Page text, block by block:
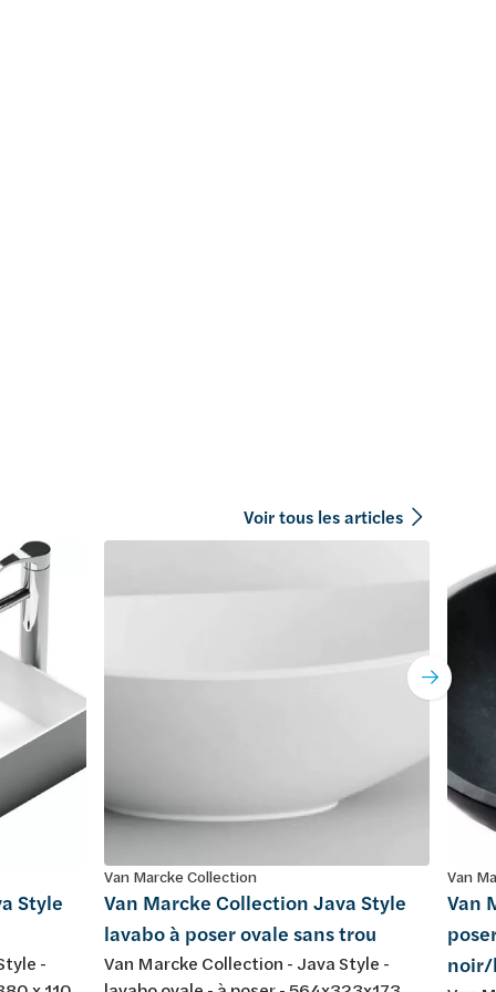
Voir tous les articles
Style
-
Van Marcke Collection
Van Marcke Collection Java Style
lavabo à poser ovale sans trou
Van Marcke Collection - Java Style -
Van
Van